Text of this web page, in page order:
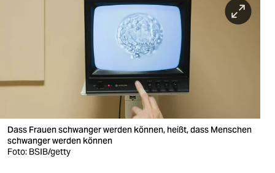
verlag
veranstaltungen
Dass Frauen schwanger werden können, heißt, dass Menschen
schwanger werden können
Foto: BSIB/getty